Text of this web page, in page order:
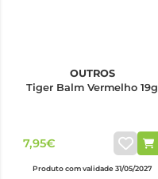
OUTROS
Tiger Balm Vermelho 19g
7,95€
Produto com validade 31/05/2027